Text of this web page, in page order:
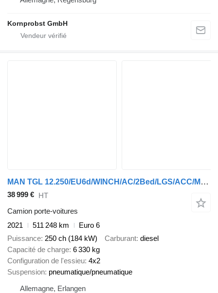
Kornprobst GmbH
MAN TGL 12.250/EU6d/WINCH/AC/2Bed/LGS/ACC/MDS/NAVI/
38 999 € HT
Camion porte-voitures
2021
511 248 km
Euro 6
Puissance 250 ch (184 kW) Carburant diesel
Capacité de charge 6 330 kg
Configuration de l'essieu 4x2
Suspension pneumatique/pneumatique
Allemagne, Erlangen